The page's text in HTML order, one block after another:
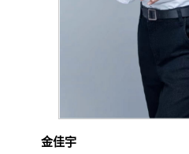
金佳宇